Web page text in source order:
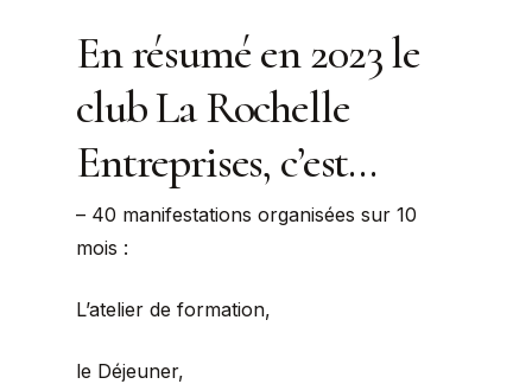
En résumé en 2023 le
club La Rochelle
Entreprises, c’est…
– 40 manifestations organisées sur 10
mois :
L’atelier de formation,
le Déjeuner,